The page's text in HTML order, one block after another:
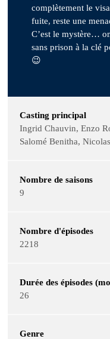
complètement le
fuite, reste une
C’est le mystère…
sans prison à la clé
😉
Casting principal
Ingrid Chauvin, Enzo
Salomé Benitha,
Nombre de saisons
9
Nombre d'épisodes
2218
Durée des épisodes
26
Genre